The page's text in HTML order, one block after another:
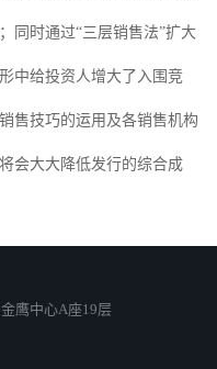
同时通过“三层销售法”扩大
中给投资人增大了入围竞
售技巧的运用及各销售机构
会大大降低发行的综合成
鹰中心A座19层